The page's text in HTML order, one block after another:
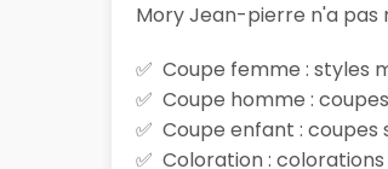
Mory Jean-pierre n'a pas
Coupe femme : styles
Coupe homme :
Coupe enfant :
Coloration :